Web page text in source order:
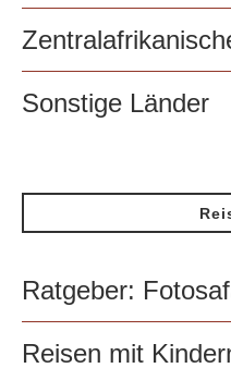
Sonstige Länder
Ratgeber:
Reisen mit